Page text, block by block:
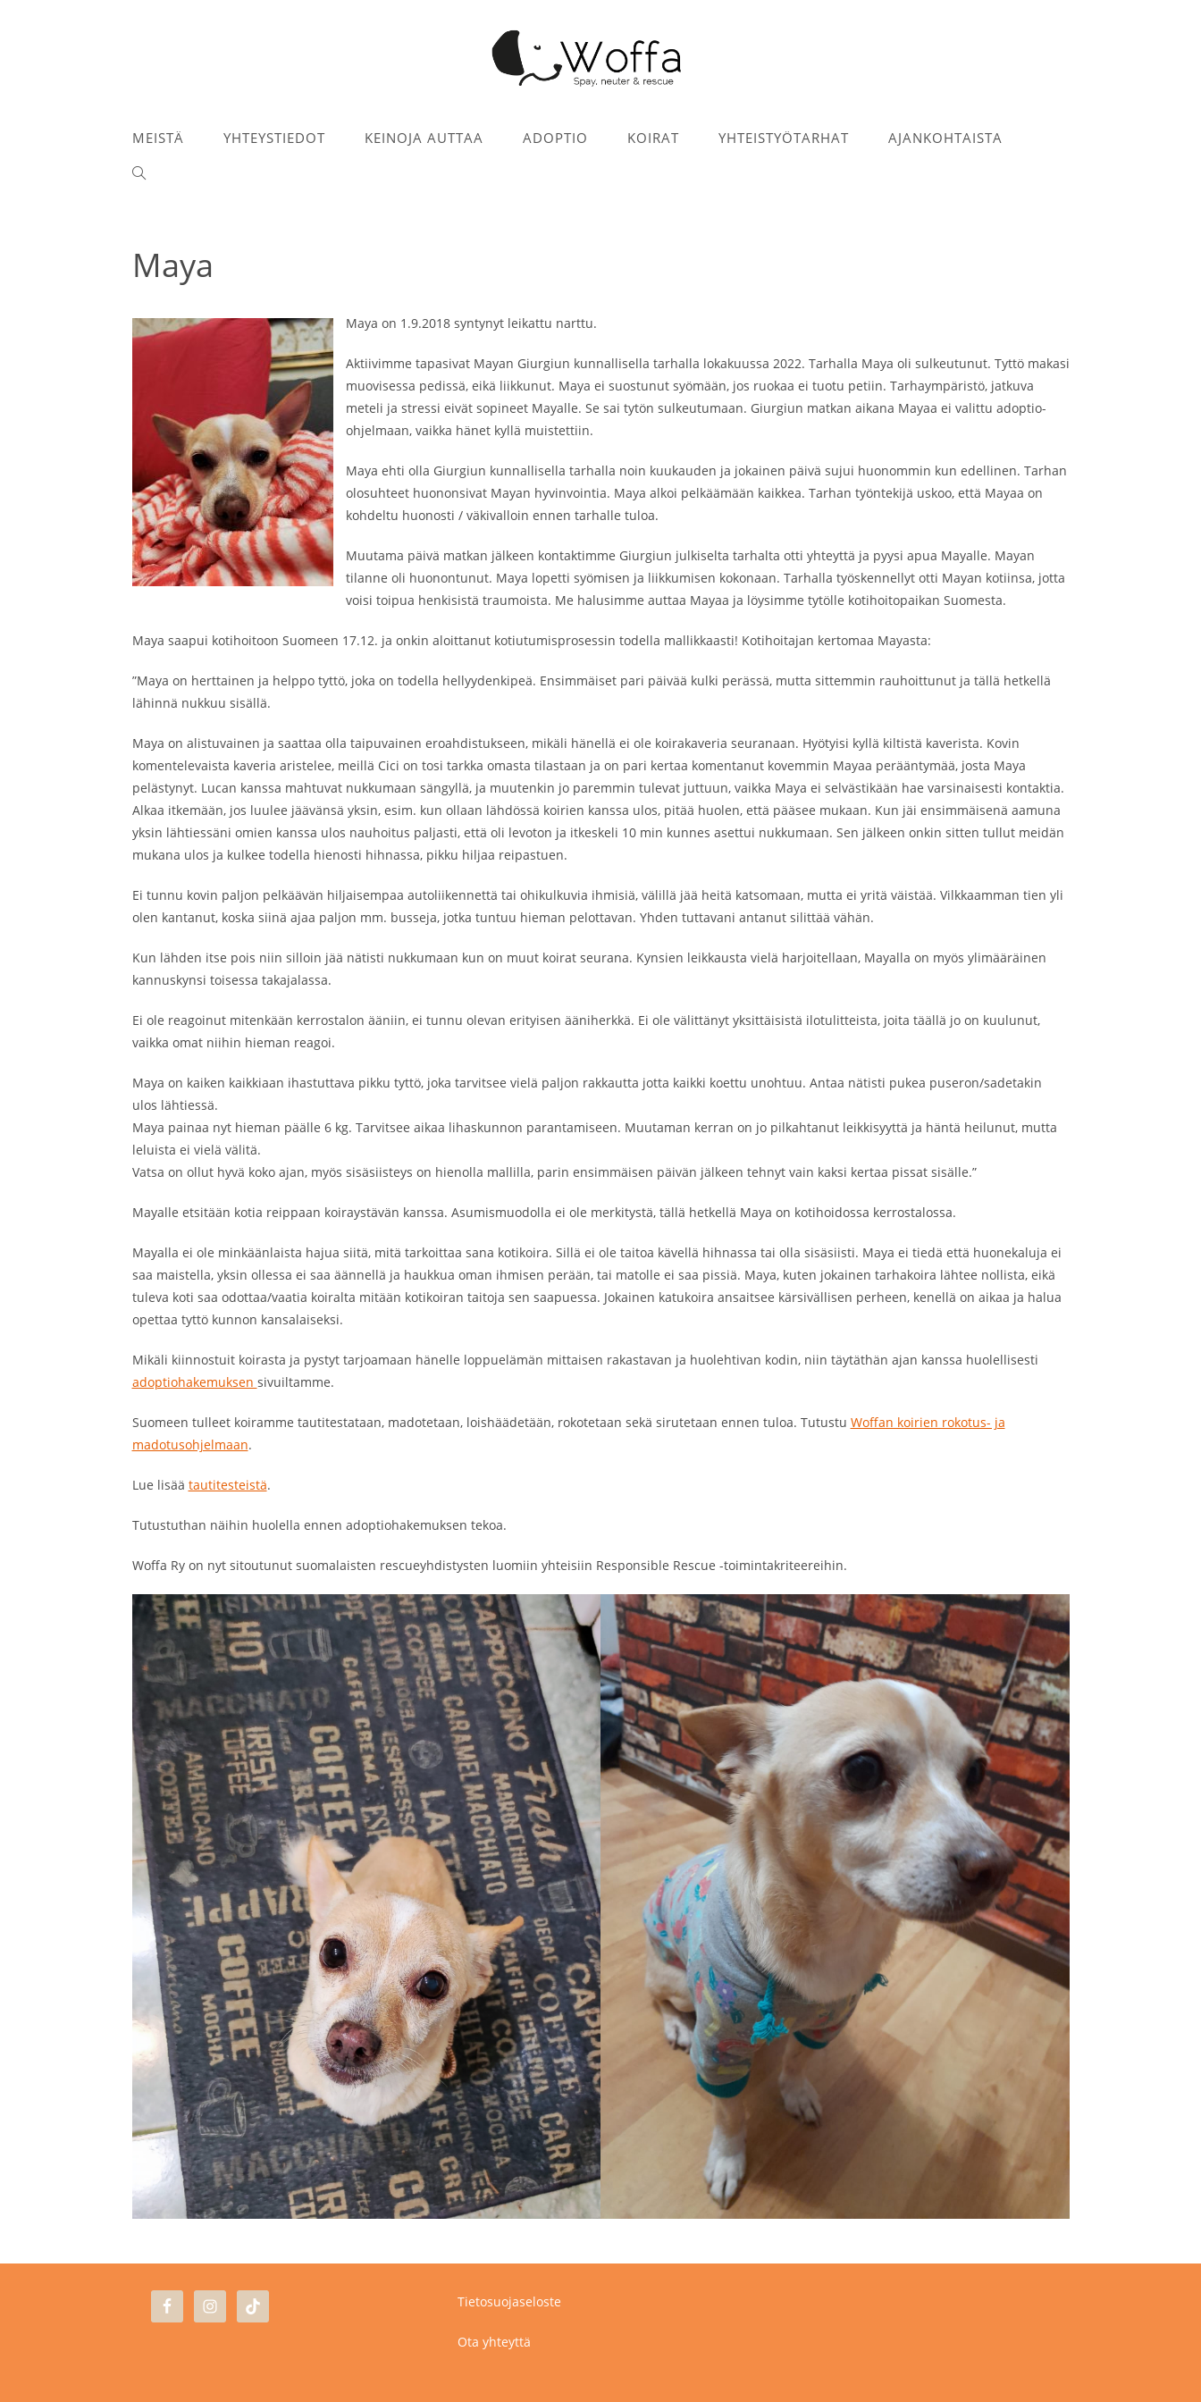
MEISTÄ YHTEYSTIEDOT KEINOJA AUTTAA ADOPTIO KOIRAT YHTEISTYÖTARHAT AJANKOHTAISTA
TOGGLE
Maya
Maya on 1.9.2018 syntynyt leikattu narttu.
Aktiivimme tapasivat Mayan Giurgiun kunnallisella tarhalla lokakuussa 2022. Tarhalla Maya oli sulkeutunut. Tyttö makasi
muovisessa pedissä, eikä liikkunut. Maya ei suostunut syömään, jos ruokaa ei tuotu petiin. Tarhaympäristö, jatkuva
meteli ja stressi eivät sopineet Mayalle. Se sai tytön sulkeutumaan. Giurgiun matkan aikana Mayaa ei valittu adoptio-
ohjelmaan, vaikka hänet kyllä muistettiin.
Maya ehti olla Giurgiun kunnallisella tarhalla noin kuukauden ja jokainen päivä sujui huonommin kun edellinen. Tarhan
olosuhteet huononsivat Mayan hyvinvointia. Maya alkoi pelkäämään kaikkea. Tarhan työntekijä uskoo, että Mayaa on
kohdeltu huonosti / väkivalloin ennen tarhalle tuloa.
Muutama päivä matkan jälkeen kontaktimme Giurgiun julkiselta tarhalta otti yhteyttä ja pyysi apua Mayalle. Mayan
tilanne oli huonontunut. Maya lopetti syömisen ja liikkumisen kokonaan. Tarhalla työskennellyt otti Mayan kotiinsa, jotta
voisi toipua henkisistä traumoista. Me halusimme auttaa Mayaa ja löysimme tytölle kotihoitopaikan Suomesta.
Maya saapui kotihoitoon Suomeen 17.12. ja onkin aloittanut kotiutumisprosessin todella mallikkaasti! Kotihoitajan kertomaa Mayasta:
”Maya on herttainen ja helppo tyttö, joka on todella hellyydenkipeä. Ensimmäiset pari päivää kulki perässä, mutta sittemmin rauhoittunut ja tällä hetkellä
lähinnä nukkuu sisällä.
Maya on alistuvainen ja saattaa olla taipuvainen eroahdistukseen, mikäli hänellä ei ole koirakaveria seuranaan. Hyötyisi kyllä kiltistä kaverista. Kovin
komentelevaista kaveria aristelee, meillä Cici on tosi tarkka omasta tilastaan ja on pari kertaa komentanut kovemmin Mayaa perääntymää, josta Maya
pelästynyt. Lucan kanssa mahtuvat nukkumaan sängyllä, ja muutenkin jo paremmin tulevat juttuun, vaikka Maya ei selvästikään hae varsinaisesti kontaktia.
Alkaa itkemään, jos luulee jäävänsä yksin, esim. kun ollaan lähdössä koirien kanssa ulos, pitää huolen, että pääsee mukaan. Kun jäi ensimmäisenä aamuna
yksin lähtiessäni omien kanssa ulos nauhoitus paljasti, että oli levoton ja itkeskeli 10 min kunnes asettui nukkumaan. Sen jälkeen onkin sitten tullut meidän
mukana ulos ja kulkee todella hienosti hihnassa, pikku hiljaa reipastuen.
Ei tunnu kovin paljon pelkäävän hiljaisempaa autoliikennettä tai ohikulkuvia ihmisiä, välillä jää heitä katsomaan, mutta ei yritä väistää. Vilkkaamman tien yli
olen kantanut, koska siinä ajaa paljon mm. busseja, jotka tuntuu hieman pelottavan. Yhden tuttavani antanut silittää vähän.
Kun lähden itse pois niin silloin jää nätisti nukkumaan kun on muut koirat seurana. Kynsien leikkausta vielä harjoitellaan, Mayalla on myös ylimääräinen
kannuskynsi toisessa takajalassa.
Ei ole reagoinut mitenkään kerrostalon ääniin, ei tunnu olevan erityisen ääniherkkä. Ei ole välittänyt yksittäisistä ilotulitteista, joita täällä jo on kuulunut,
vaikka omat niihin hieman reagoi.
Maya on kaiken kaikkiaan ihastuttava pikku tyttö, joka tarvitsee vielä paljon rakkautta jotta kaikki koettu unohtuu. Antaa nätisti pukea puseron/sadetakin
ulos lähtiessä.
Maya painaa nyt hieman päälle 6 kg. Tarvitsee aikaa lihaskunnon parantamiseen. Muutaman kerran on jo pilkahtanut leikkisyyttä ja häntä heilunut, mutta
leluista ei vielä välitä.
Vatsa on ollut hyvä koko ajan, myös sisäsiisteys on hienolla mallilla, parin ensimmäisen päivän jälkeen tehnyt vain kaksi kertaa pissat sisälle.”
Mayalle etsitään kotia reippaan koiraystävän kanssa. Asumismuodolla ei ole merkitystä, tällä hetkellä Maya on kotihoidossa kerrostalossa.
Mayalla ei ole minkäänlaista hajua siitä, mitä tarkoittaa sana kotikoira. Sillä ei ole taitoa kävellä hihnassa tai olla sisäsiisti. Maya ei tiedä että huonekaluja ei
saa maistella, yksin ollessa ei saa äännellä ja haukkua oman ihmisen perään, tai matolle ei saa pissiä. Maya, kuten jokainen tarhakoira lähtee nollista, eikä
tuleva koti saa odottaa/vaatia koiralta mitään kotikoiran taitoja sen saapuessa. Jokainen katukoira ansaitsee kärsivällisen perheen, kenellä on aikaa ja halua
opettaa tyttö kunnon kansalaiseksi.
Mikäli kiinnostuit koirasta ja pystyt tarjoamaan hänelle loppuelämän mittaisen rakastavan ja huolehtivan kodin, niin täytäthän ajan kanssa huolellisesti
adoptiohakemuksen sivuiltamme.
Suomeen tulleet koiramme tautitestataan, madotetaan, loishäädetään, rokotetaan sekä sirutetaan ennen tuloa. Tutustu Woffan koirien rokotus- ja
madotusohjelmaan.
Lue lisää tautitesteistä.
Tutustuthan näihin huolella ennen adoptiohakemuksen tekoa.
Woffa Ry on nyt sitoutunut suomalaisten rescueyhdistysten luomiin yhteisiin Responsible Rescue -toimintakriteereihin.
Tietosuojaseloste
Ota yhteyttä